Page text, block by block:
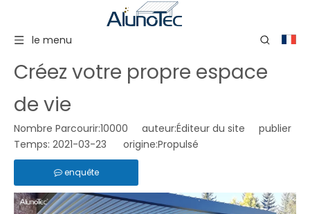
le menu
Créez votre propre espace
de vie
Nombre Parcourir:10000 auteur:Éditeur du site publier
Temps: 2021-03-23 origine:Propulsé
enquête